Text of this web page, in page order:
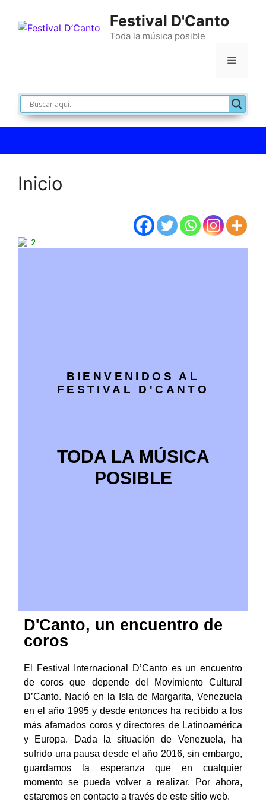
Festival D'Canto
Toda la música posible
Inicio
2
BIENVENIDOS AL
FESTIVAL D'CANTO
TODA LA MÚSICA
POSIBLE
D'Canto, un encuentro de
coros
El Festival Internacional D’Canto es un encuentro
de coros que depende del Movimiento Cultural
D’Canto. Nació en la Isla de Margarita, Venezuela
en el año 1995 y desde entonces ha recibido a los
más afamados coros y directores de Latinoamérica
y Europa. Dada la situación de Venezuela, ha
sufrido una pausa desde el año 2016, sin embargo,
guardamos la esperanza que en cualquier
momento se pueda volver a realizar. Por ahora,
estaremos en contacto a través de este sitio web.